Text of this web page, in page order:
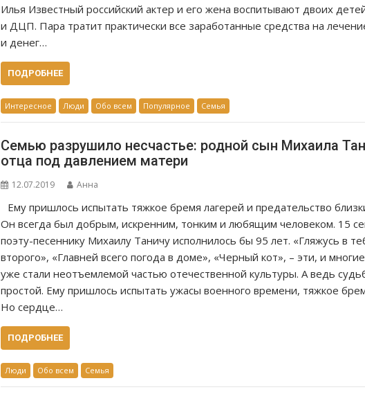
Илья Известный российский актер и его жена воспитывают двоих
и ДЦП. Пара тратит практически все заработанные средства на
и денег…
ПОДРОБНЕЕ
Интересное Люди Обо всем Популярное Семья
Семью разрушило несчастье: родной сын Михаила
отца под давлением матери
12.07.2019 Анна
Ему пришлось испытать тяжкое бремя лагерей и предательство
Он всегда был добрым, искренним, тонким и любящим человеком. 15
поэту-песеннику Михаилу Таничу исполнилось бы 95 лет. «Гляжусь в
второго», «Главней всего погода в доме», «Черный кот», – эти, и
уже стали неотъемлемой частью отечественной культуры. А ведь
простой. Ему пришлось испытать ужасы военного времени, тяжкое
Но сердце…
ПОДРОБНЕЕ
Люди Обо всем Семья